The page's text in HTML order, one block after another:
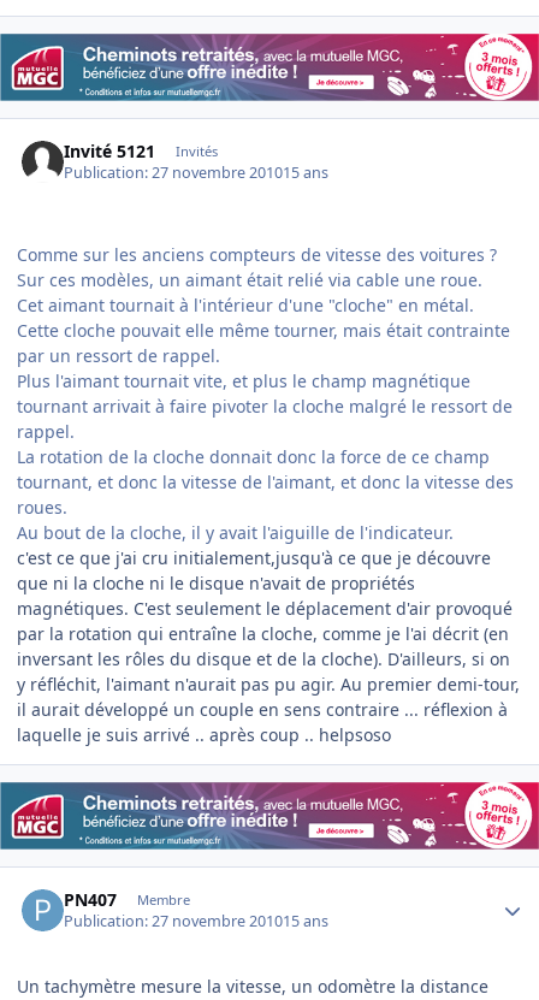
Invité 5121 Invités
Publication:27 novembre 201015 ans
Comme sur les anciens compteurs de vitesse des voitures ?
Sur ces modèles, un aimant était relié via cable une roue.
Cet aimant tournait à l'intérieur d'une "cloche" en métal.
Cette cloche pouvait elle même tourner, mais était contrainte
par un ressort de rappel.
Plus l'aimant tournait vite, et plus le champ magnétique
tournant arrivait à faire pivoter la cloche malgré le ressort de
rappel.
La rotation de la cloche donnait donc la force de ce champ
tournant, et donc la vitesse de l'aimant, et donc la vitesse des
roues.
Au bout de la cloche, il y avait l'aiguille de l'indicateur.
c'est ce que j'ai cru initialement,jusqu'à ce que je découvre
que ni la cloche ni le disque n'avait de propriétés
magnétiques. C'est seulement le déplacement d'air provoqué
par la rotation qui entraîne la cloche, comme je l'ai décrit (en
inversant les rôles du disque et de la cloche). D'ailleurs, si on
y réfléchit, l'aimant n'aurait pas pu agir. Au premier demi-tour,
il aurait développé un couple en sens contraire ... réflexion à
laquelle je suis arrivé .. après coup .. helpsoso
PN407 Membre
Publication:27 novembre 201015 ans
Un tachymètre mesure la vitesse, un odomètre la distance